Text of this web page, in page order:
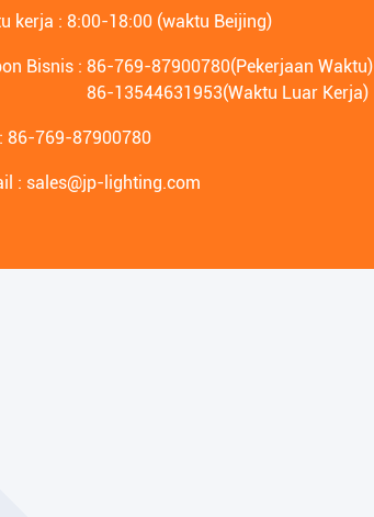
kerja : 8:00-18:00 (waktu Beijing)
Bisnis : 86-769-87900780(Pekerjaan Waktu)
86-13544631953(Waktu Luar Kerja)
86-769-87900780
: sales@jp-lighting.com